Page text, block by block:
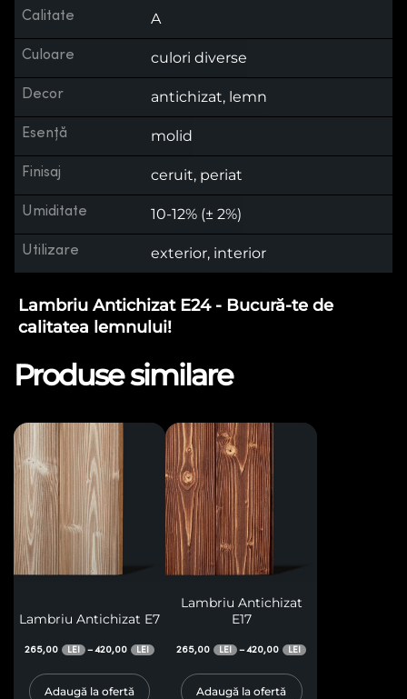
Calitate A
Culoare culori diverse
Decor antichizat, lemn
Esență molid
Finisaj ceruit, periat
Umiditate 10-12% (± 2%)
Utilizare exterior, interior
Lambriu Antichizat E24 - Bucură-te de
calitatea lemnului!
Produse similare
Lambriu Antichizat E7
265,00 LEI –420,00 LEI
Adaugă la ofertă
Lambriu Antichizat
E17
265,00 LEI –420,00 LEI
Adaugă la ofertă